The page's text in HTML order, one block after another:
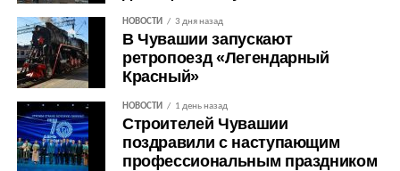
НОВОСТИ 3 дня назад
В Чувашии запускают
ретропоезд «Легендарный
Красный»
НОВОСТИ 1 день назад
Строителей Чувашии
поздравили с наступающим
профессиональным праздником